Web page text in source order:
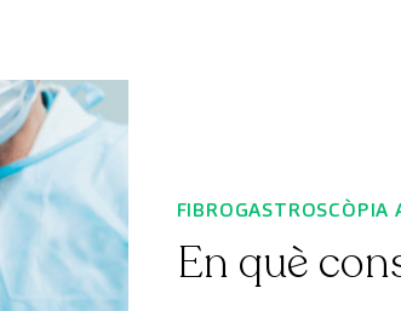
FIBROGASTROSCÒPIA
En què